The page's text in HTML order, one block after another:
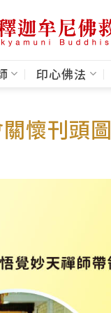
印心佛法
懷刊頭圖